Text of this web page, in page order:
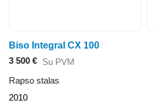
Biso Integral CX 100
3 500 € Su PVM
Rapso stalas
2010